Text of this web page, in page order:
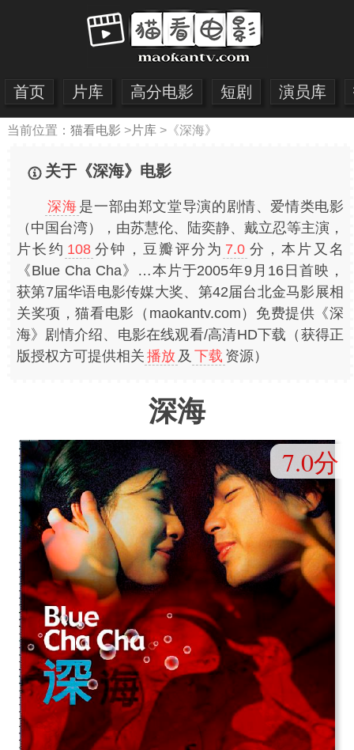
首页 片库 高分电影 短剧 演员库
当前位置： 猫看电影 >片库>《深海》
关于《深海》电影
深海 是一部由郑文堂导演的剧情、爱情类电影
（中国台湾），由苏慧伦、陆奕静、戴立忍等主演，
片长约 108 分钟，豆瓣评分为 7.0 分，本片又名
《Blue Cha Cha》…本片于2005年9月16日首映，
获第7届华语电影传媒大奖、第42届台北金马影展相
关奖项，猫看电影（maokantv.com）免费提供《深
海》剧情介绍、电影在线观看/高清HD下载（获得正
版授权方可提供相关 播放 及 下载 资源）
深海
7.0分